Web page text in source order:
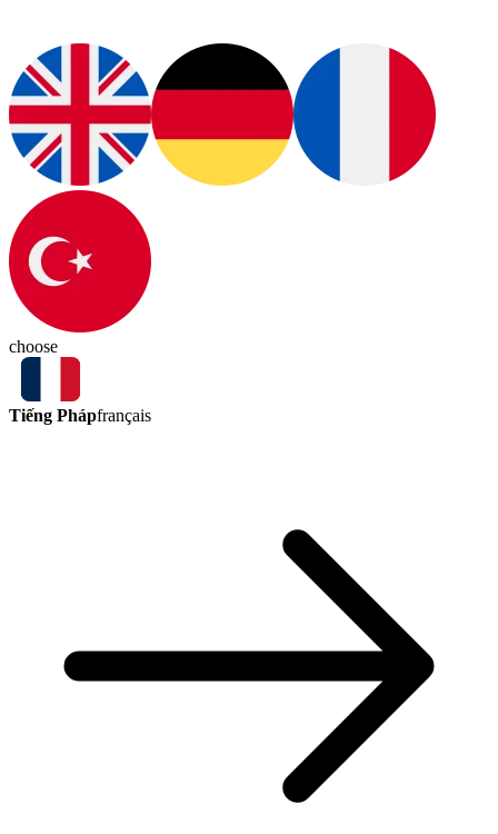
choose
Tiếng Phápfrançais